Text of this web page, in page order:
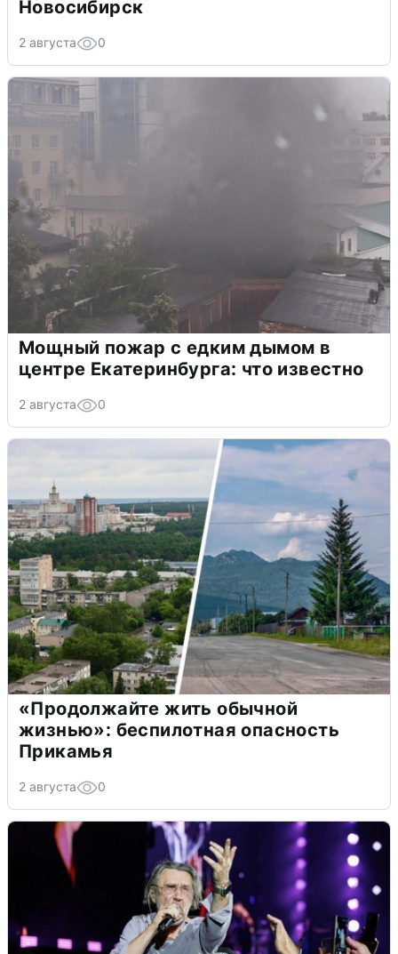
Новосибирск
2 августа 0
Мощный пожар с едким дымом в
центре Екатеринбурга: что известно
2 августа 0
«Продолжайте жить обычной
жизнью»: беспилотная опасность
Прикамья
2 августа 0